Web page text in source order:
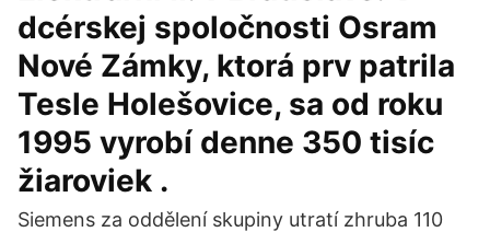
dcérskej spoločnosti Osram
Nové Zámky, ktorá prv patrila
Tesle Holešovice, sa od roku
1995 vyrobí denne 350 tisíc
žiaroviek .
Siemens za oddělení skupiny utratí zhruba 110